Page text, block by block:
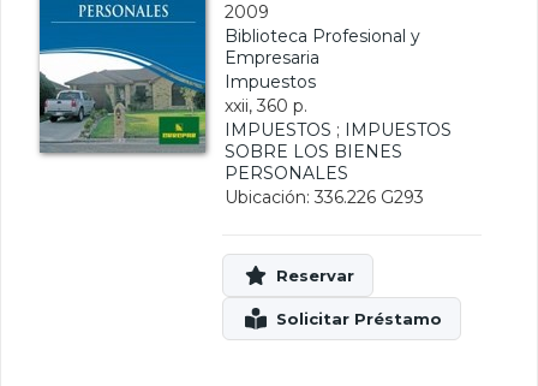
2009
Biblioteca Profesional y
Empresaria
Impuestos
xxii, 360 p.
IMPUESTOS ; IMPUESTOS
SOBRE LOS BIENES
PERSONALES
Ubicación: 336.226 G293